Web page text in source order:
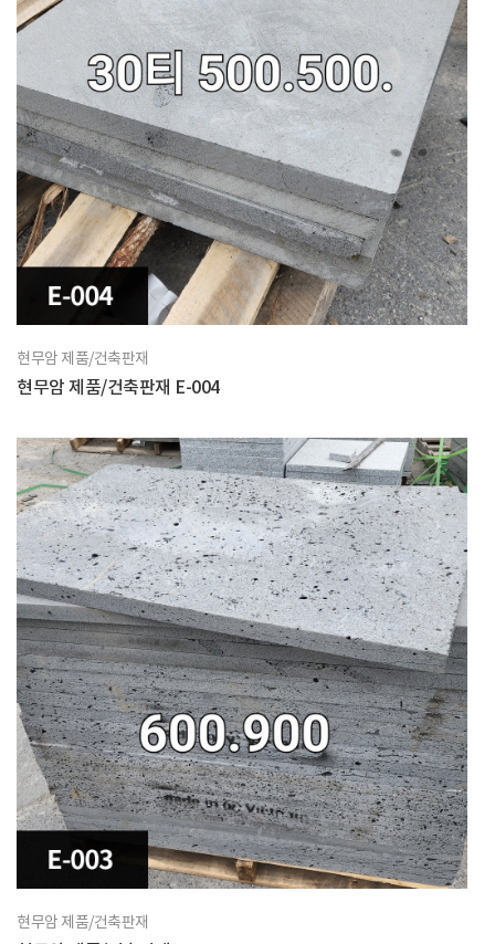
현무암 제품/건축판재
현무암 제품/건축판재 E-004
현무암 제품/건축판재